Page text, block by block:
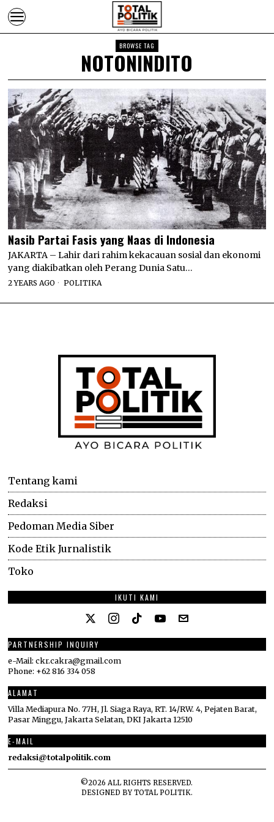
BROWSE TAG
NOTONINDITO
Nasib Partai Fasis yang Naas di Indonesia
JAKARTA – Lahir dari rahim kekacauan sosial dan ekonomi
yang diakibatkan oleh Perang Dunia Satu…
2 YEARS AGO POLITIKA
Tentang kami
Redaksi
Pedoman Media Siber
Kode Etik Jurnalistik
Toko
IKUTI KAMI
PARTNERSHIP INQUIRY
e-Mail: ckr.cakra@gmail.com
Phone: +62 816 334 058
ALAMAT
Villa Mediapura No. 77H, Jl. Siaga Raya, RT. 14/RW. 4, Pejaten Barat,
Pasar Minggu, Jakarta Selatan, DKI Jakarta 12510
E-MAIL
redaksi@totalpolitik.com
©2026 ALL RIGHTS RESERVED.
DESIGNED BYTOTAL POLITIK.